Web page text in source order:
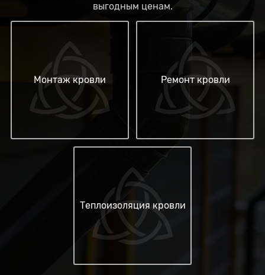
выгодным ценам.
Монтаж кровли Ремонт кровли
Теплоизоляция кровли